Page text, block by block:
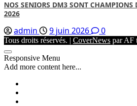
NOS SENIORS DM3 SONT CHAMPIONS
2026
admin 9 juin 2026 0
Tous droits réservés. | CoverNews par AF
Responsive Menu
Add more content here...